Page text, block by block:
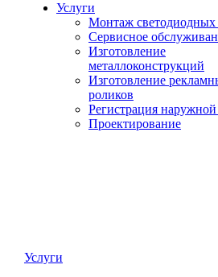
Услуги
Монтаж светодиодных
Сервисное
Изготовление
металлоконструкций
Изготовление
роликов
Регистрация
Проектирование
Услуги